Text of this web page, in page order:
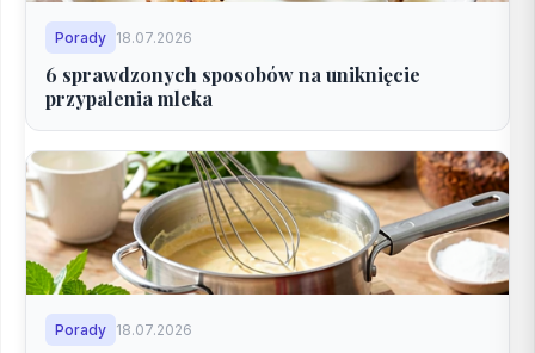
Porady 18.07.2026
6 sprawdzonych sposobów na uniknięcie
przypalenia mleka
Porady 18.07.2026